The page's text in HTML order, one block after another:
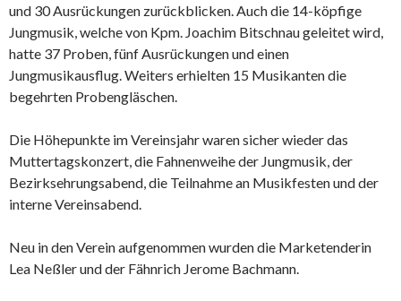
und 30 Ausrückungen zurückblicken. Auch die 14-köpfige
Jungmusik, welche von Kpm. Joachim Bitschnau geleitet wird,
hatte 37 Proben, fünf Ausrückungen und einen
Jungmusikausflug. Weiters erhielten 15 Musikanten die
begehrten Probengläschen.
Die Höhepunkte im Vereinsjahr waren sicher wieder das
Muttertagskonzert, die Fahnenweihe der Jungmusik, der
Bezirksehrungsabend, die Teilnahme an Musikfesten und der
interne Vereinsabend.
Neu in den Verein aufgenommen wurden die Marketenderin
Lea Neßler und der Fähnrich Jerome Bachmann.